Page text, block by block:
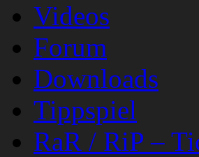
Videos
Forum
Downloads
Tippspiel
RaR / RiP –